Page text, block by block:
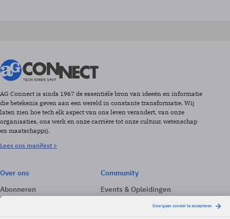
AG Connect is sinds 1967 de essentiële bron van ideeën en informatie
die betekenis geven aan een wereld in constante transformatie. Wij
laten zien hoe tech elk aspect van ons leven verandert, van onze
organisaties, ons werk en onze carrière tot onze cultuur, wetenschap
en maatschappij.
Lees ons manifest >
Over ons
Abonneren
Adverteren
Community
Events & Opleidingen